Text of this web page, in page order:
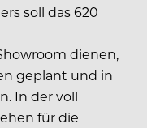
soll das 620
dienen,
geplant und in
In der voll
für die